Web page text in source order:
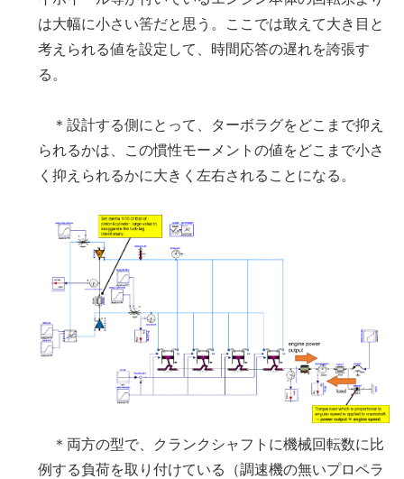
は大幅に小さい筈だと思う。ここでは敢えて大き目と
考えられる値を設定して、時間応答の遅れを誇張す
る。
＊設計する側にとって、ターボラグをどこまで抑え
られるかは、この慣性モーメントの値をどこまで小さ
く抑えられるかに大きく左右されることになる。
＊両方の型で、クランクシャフトに機械回転数に比
例する負荷を取り付けている（調速機の無いプロペラ